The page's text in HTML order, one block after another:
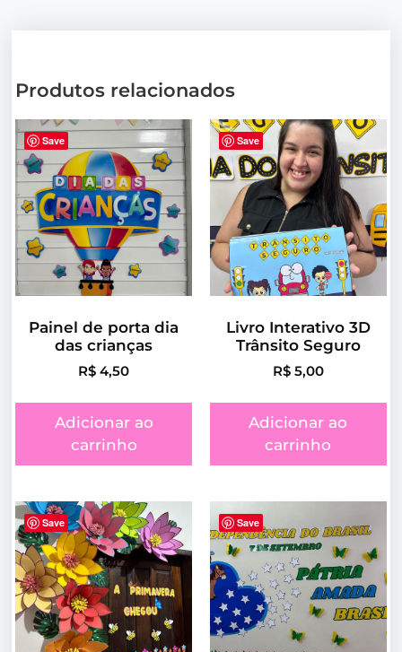
Produtos relacionados
Save
Painel de porta dia
das crianças
R$ 4,50
Adicionar ao
carrinho
Save
Livro Interativo 3D
Trânsito Seguro
R$5,00
Adicionar ao
carrinho
Save Save